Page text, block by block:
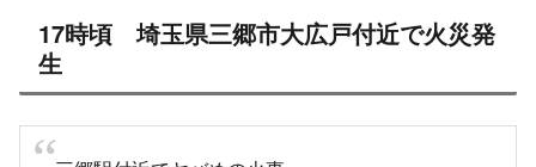
17時頃 埼玉県三郷市大広戸付近で火災発
生